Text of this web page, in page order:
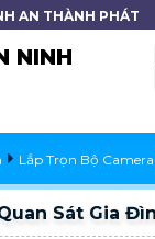
AN THÀNH PHÁT
NINH
Lắp Trọn Bộ
Sát Gia